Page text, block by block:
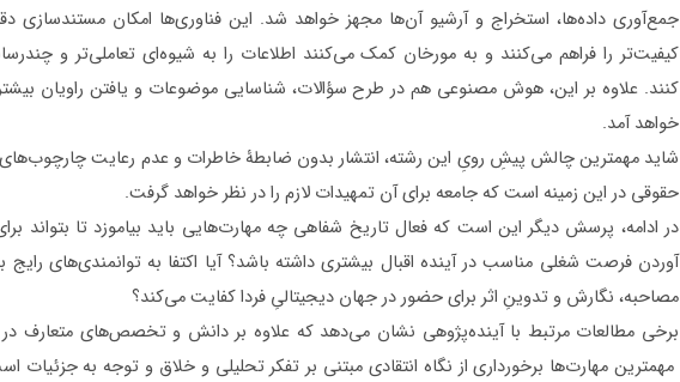
جمع‌آوری داده‌ها، استخراج و آرشیو آن‌ها مجهز خواهد شد. این فناوری‌ها امکان مستندسازی
کیفیت‌تر را فراهم می‌کنند و به مورخان کمک می‌کنند اطلاعات را به شیوه‌ای تعاملی‌تر و
کنند. علاوه بر این، هوش مصنوعی هم در طرح سؤالات، شناسایی موضوعات و یافتن راویان
خواهد آمد.
شاید مهمترین چالش پیشِ رویِ این رشته، انتشار بدون ضابطۀ خاطرات و عدم رعایت چارچوب‌های
حقوقی در این زمینه است که جامعه برای آن تمهیدات لازم را در نظر خواهد گرفت.
در ادامه، پرسش دیگر این است که فعال تاریخ شفاهی چه مهارت‌هایی باید بیاموزد تا بتواند
آوردن فرصت شغلی مناسب در آینده اقبال بیشتری داشته باشد؟ آیا اکتفا به توانمندی‌های رایج
مصاحبه، نگارش و تدوینِ اثر برای حضور در جهان دیجیتالیِ فردا کفایت می‌کند؟
برخی مطالعات مرتبط با آینده‌پژوهی نشان می‌دهد که علاوه بر دانش و تخصص‌های متعارف در
مهمترین مهارت‌ها برخورداری از نگاه انتقادی مبتنی بر تفکر تحلیلی و خلاق و توجه به جزئیات